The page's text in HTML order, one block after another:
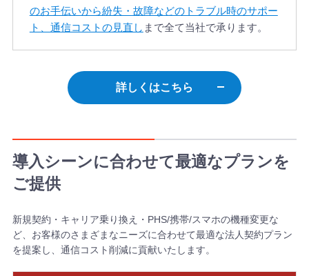
のお手伝いから紛失・故障などのトラブル時のサポー
ト、通信コストの見直し まで全て当社で承ります。
詳しくはこちら
導⼊シーンに合わせて最適なプランを
ご提供
新規契約・キャリア乗り換え・PHS/携帯/スマホの機種変更な
ど、お客様のさまざまなニーズに合わせて最適な法人契約プラン
を提案し、通信コスト削減に貢献いたします。